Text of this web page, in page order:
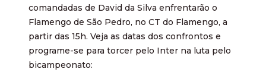
comandadas de David da Silva enfrentarão o
Flamengo de São Pedro, no CT do Flamengo, a
partir das 15h. Veja as datas dos confrontos e
programe-se para torcer pelo Inter na luta pelo
bicampeonato: